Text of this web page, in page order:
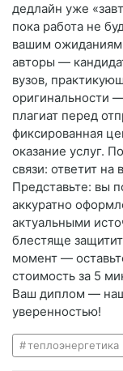
дедлайн уже
пока работа не
вашим
авторы —
вузов,
оригинальности
плагиат перед
фиксированная
оказание услуг.
связи: ответит
Представьте: вы
аккуратно
актуальными
блестяще
момент —
стоимость за 5
Ваш диплом —
уверенностью!
теплоэнергетика